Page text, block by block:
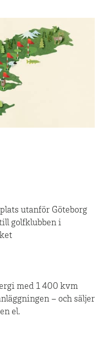
utanför Göteborg
golfklubben i
med 1 400 kvm
– och säljer
el.